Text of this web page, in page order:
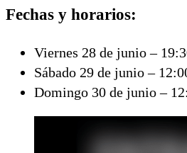
Fechas y horarios:
Viernes 28 de junio –
Sábado 29 de junio –
Domingo 30 de junio –